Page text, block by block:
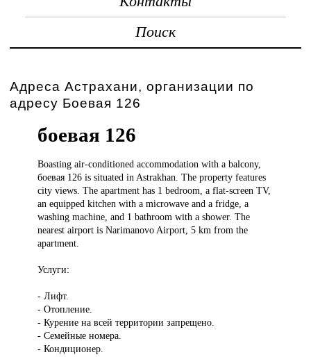
Поиск
Адреса Астрахани, организации по
адресу Боевая 126
боевая 126
Boasting air-conditionedaccommodation with a balcony,
боевая 126 is situated in Astrakhan. The property features
city views. The apartment has 1 bedroom, a flat-screen TV,
an equipped kitchen with a microwave and a fridge, a
washing machine, and 1 bathroom with a shower. The
nearest airport is Narimanovo Airport, 5 km from the
apartment.
Услуги:
- Лифт.
- Отопление.
- Курение на всей территории запрещено.
- Семейные номера.
- Кондиционер.